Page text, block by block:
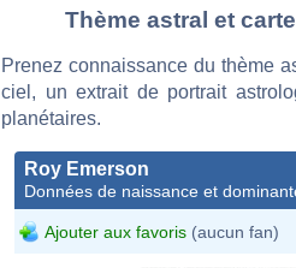
Thème astral et
Prenez connaissance du thème
ciel, un extrait de portrait
planétaires.
Roy Emerson
Données de naissance et
Ajouter aux favoris (aucun fan)